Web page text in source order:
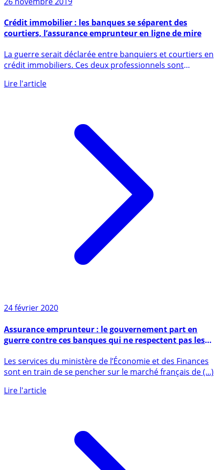
26 novembre 2019
Crédit immobilier : les banques se séparent des
courtiers, l’assurance emprunteur en ligne de mire
La guerre serait déclarée entre banquiers et courtiers en
crédit immobiliers. Ces deux professionnels sont
pourtant (...)
Lire l'article
24 février 2020
Assurance emprunteur : le gouvernement part en
guerre contre ces banques qui ne respectent pas les
règles
Les services du ministère de l’Économie et des Finances
sont en train de se pencher sur le marché français de (...)
Lire l'article